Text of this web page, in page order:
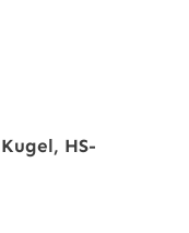
HS-